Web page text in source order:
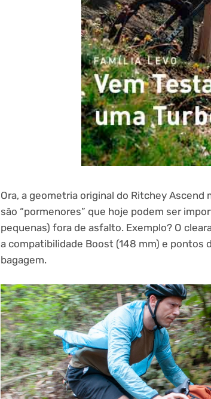
Ora, a geometria original do Ritchey
são “pormenores” que hoje podem ser
pequenas) fora de asfalto. Exemplo? O
a compatibilidade Boost (148 mm) e pontos
bagagem.